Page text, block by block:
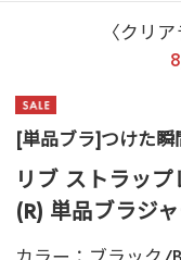
〈クリ
[単品ブラ]つけた
リブ ストラッ
(R) 単品ブラジ